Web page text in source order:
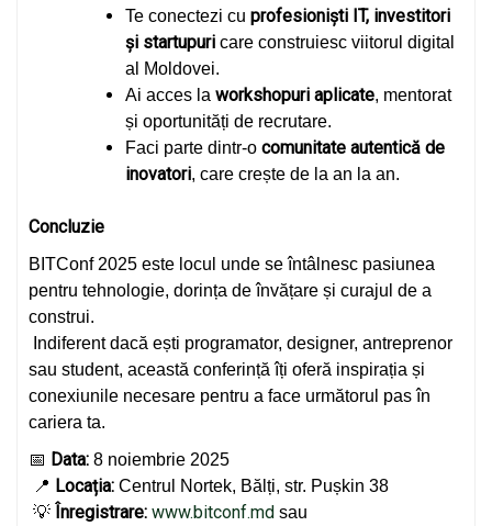
Te conectezi cu profesioniști IT, investitori
și startupuri care construiesc viitorul digital
al Moldovei.
Ai acces la workshopuri aplicate, mentorat
și oportunități de recrutare.
Faci parte dintr-o comunitate autentică de
inovatori, care crește de la an la an.
Concluzie
BITConf 2025 este locul unde se întâlnesc pasiunea
pentru tehnologie, dorința de învățare și curajul de a
construi.
Indiferent dacă ești programator, designer, antreprenor
sau student, această conferință îți oferă inspirația și
conexiunile necesare pentru a face următorul pas în
cariera ta.
📅 Data: 8 noiembrie 2025
📍 Locația: Centrul Nortek, Bălți, str. Pușkin 38
💡 Înregistrare: www.bitconf.md sau